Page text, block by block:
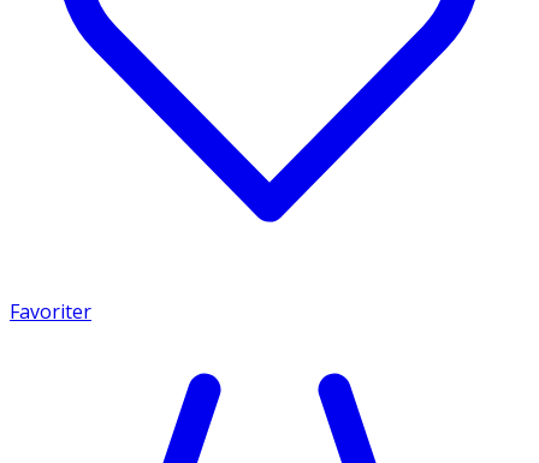
Favoriter